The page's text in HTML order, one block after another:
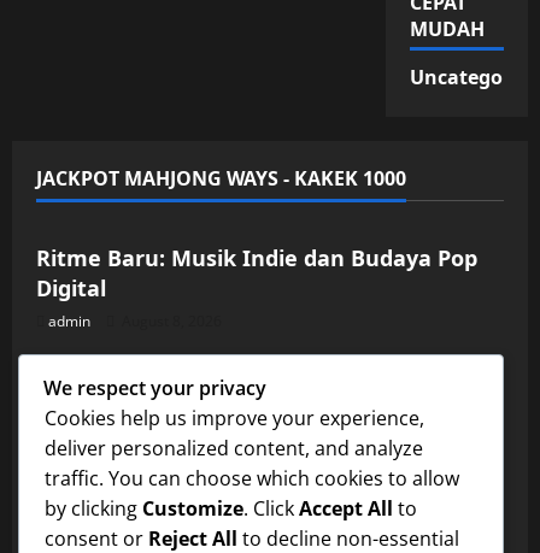
MUDAH
JACKPOT MAHJONG WAYS - KAKEK 1000
Uncategorized
Ritme Baru: Musik Indie dan Budaya Pop
Digital
admin
Uncategorized
Fenomena Album Kolaborasi: Artis Muda
Bekerja Sama
admin August 7, 2026
Uncategorized
Interaksi Artis dan Fans: Kisah Menarik di
We respect your privacy
Cookies help us improve your experience,
deliver personalized content, and analyze
traffic. You can choose which cookies to allow
by clicking Customize. ClickAccept All to
consent or Reject All to decline non-essential